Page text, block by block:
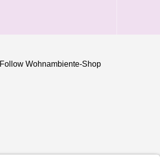
Follow Wohnambiente-Shop